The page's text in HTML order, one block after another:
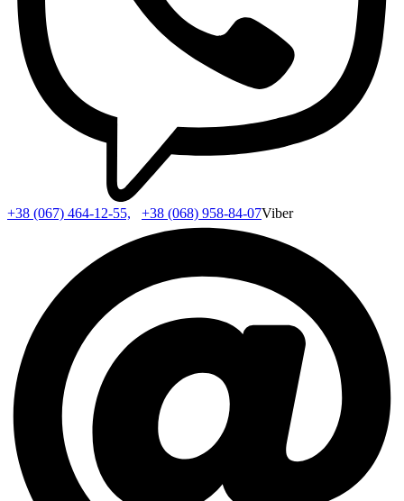
+38 (067) 464-12-55, +38 (068) 958-84-07Viber